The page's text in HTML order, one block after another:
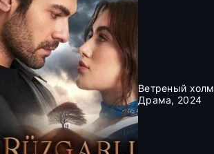
Ветреный холм
Драма, 2024